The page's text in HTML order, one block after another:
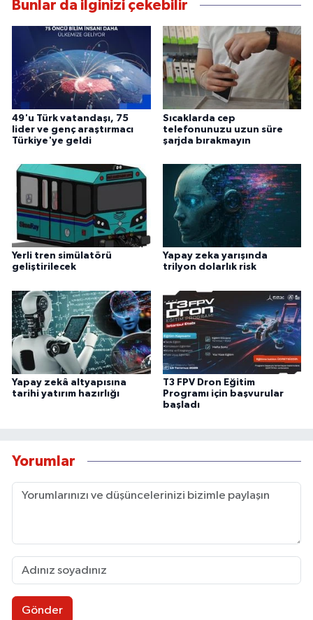
Bunlar da ilginizi çekebilir
49'u Türk vatandaşı, 75
lider ve genç araştırmacı
Türkiye'ye geldi
Sıcaklarda cep
telefonunuzu uzun süre
şarjda bırakmayın
Yerli tren simülatörü
geliştirilecek
Yapay zeka yarışında
trilyon dolarlık risk
Yapay zekâ altyapısına
tarihi yatırım hazırlığı
T3 FPV Dron Eğitim
Programı için başvurular
başladı
Yorumlar
Gönder